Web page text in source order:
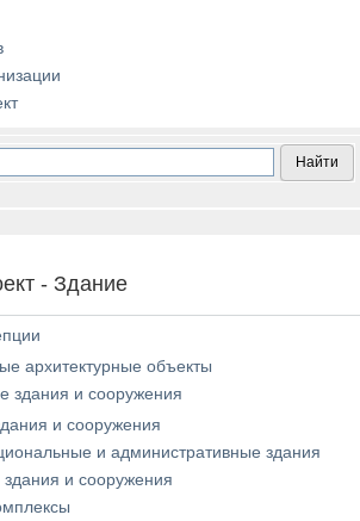
- Здание
архитектурные объекты
здания и сооружения
и сооружения
и административные здания
и сооружения